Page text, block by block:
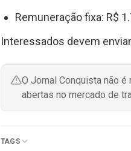
Remuneração fixa: R$
Interessados devem
O Jornal Conquista não
abertas no mercado de
TAGS